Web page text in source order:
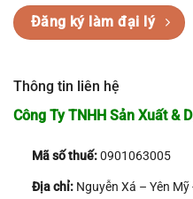
Đăng ký làm đại lý
Thông tin liên hệ
Công Ty TNHH Sản Xuất &
Mã số thuế:0901063005
Địa chỉ:Nguyễn Xá – Yên Mỹ